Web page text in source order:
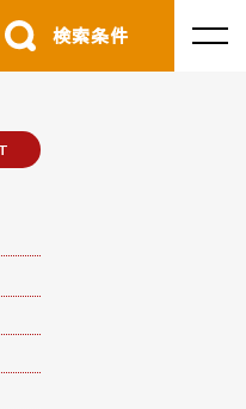
検索条件